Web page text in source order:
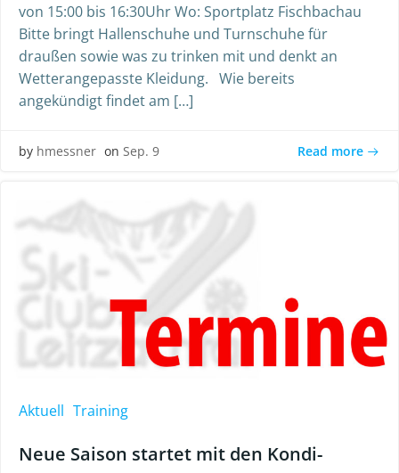
von 15:00 bis 16:30Uhr Wo: Sportplatz Fischbachau
Bitte bringt Hallenschuhe und Turnschuhe für
draußen sowie was zu trinken mit und denkt an
Wetterangepasste Kleidung. Wie bereits
angekündigt findet am […]
by hmessner on Sep. 9 Read more
Aktuell Training
Neue Saison startet mit den Kondi-